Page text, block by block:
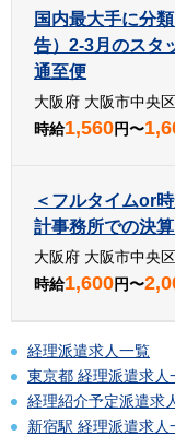
国内最大手に分
告）2-3月のスタ
通至便
大阪府 大阪市中央区
時給1,560円〜
＜フルタイムor
計事務所での決
大阪府 大阪市中央区
時給1,600円〜
経理派遣求人一覧
東京都 経理派遣求人
経理紹介予定派遣求
新宿駅 経理派遣求人